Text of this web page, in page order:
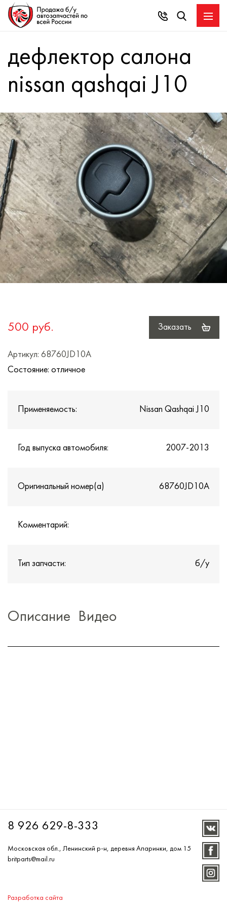
дефлектор салона
nissan qashqai J10
500 руб. Заказать
Артикул: 68760JD10A
Состояние: отличное
Применяемость: Nissan Qashqai J10
Год выпуска автомобиля: 2007-2013
Оригинальный номер(а) 68760JD10A
Комментарий:
Тип запчасти: б/у
Описание Видео
8 926 629-8-333
Московская обл., Ленинский р-н, деревня Апаринки, дом 15
britparts@mail.ru
Разработка сайта